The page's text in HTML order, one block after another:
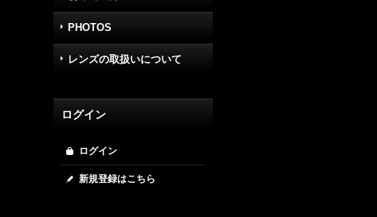
PHOTOS
レンズの取扱いについて
ログイン
ログイン
新規登録はこちら